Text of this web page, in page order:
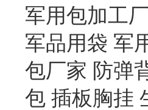
军用包加工厂
军品用袋 军
包厂家 防弹
包 插板胸挂